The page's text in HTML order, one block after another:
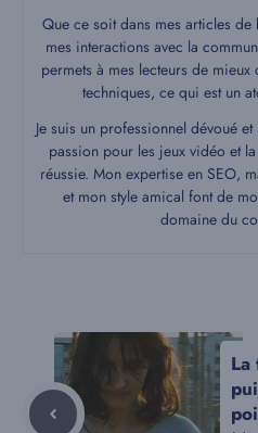
Que ce soit dans mes articles
mes interactions avec la
permets à mes lecteurs de
techniques, ce qui est un
Je suis un professionnel dévoué
passion pour les jeux vidéo et
réussie. Mon expertise en SEO,
et mon style amical font de
domaine du
La